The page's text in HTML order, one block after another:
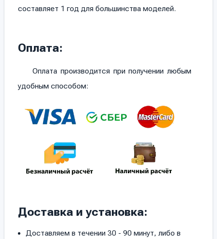
составляет 1 год для большинства моделей.
Оплата:
Оплата производится при получении любым
удобным способом:
Доставка и установка:
Доставляем в течении 30 - 90 минут, либо в